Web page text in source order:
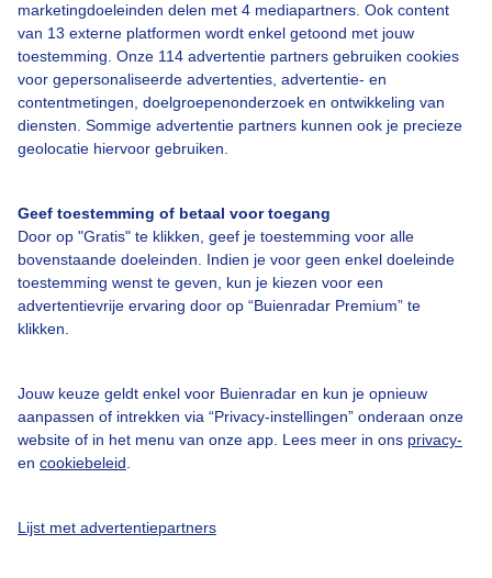
marketingdoeleinden delen met 4 mediapartners. Ook content
van 13 externe platformen wordt enkel getoond met jouw
toestemming. Onze 114 advertentie partners gebruiken cookies
voor gepersonaliseerde advertenties, advertentie- en
contentmetingen, doelgroepenonderzoek en ontwikkeling van
diensten. Sommige advertentie partners kunnen ook je precieze
geolocatie hiervoor gebruiken.
Geef toestemming of betaal voor toegang
Door op "Gratis" te klikken, geef je toestemming voor alle
bovenstaande doeleinden. Indien je voor geen enkel doeleinde
toestemming wenst te geven, kun je kiezen voor een
advertentievrije ervaring door op “Buienradar Premium” te
klikken.
Jouw keuze geldt enkel voor Buienradar en kun je opnieuw
aanpassen of intrekken via “Privacy-instellingen” onderaan onze
website of in het menu van onze app. Lees meer in ons privacy-
en cookiebeleid
Lijst met advertentiepartners
Over Buienradar
Bedrijfsgegevens
Veelgestelde vragen
Gebruikersvoorwaarden
Adverteren
Buienradar Team
Cookie beleid
Privacy instellingen
Gratis weerdata